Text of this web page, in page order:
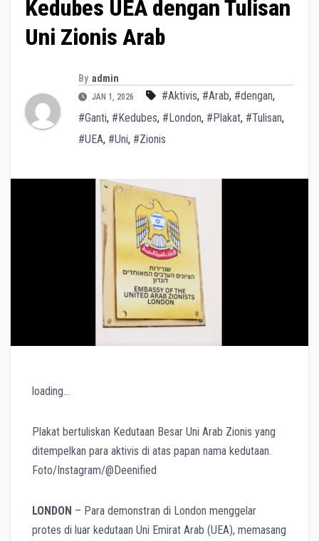
Kedubes UEA dengan Tulisan
Uni Zionis Arab
By admin
JAN 1, 2026 #Aktivis, #Arab, #dengan,
#Ganti, #Kedubes, #London, #Plakat, #Tulisan,
#UEA, #Uni, #Zionis
loading…
Plakat bertuliskan Kedutaan Besar Uni Arab Zionis yang
ditempelkan para aktivis di atas papan nama kedutaan.
Foto/Instagram/@Deenified
LONDON – Para demonstran di London menggelar
protes di luar kedutaan Uni Emirat Arab (UEA), memasang